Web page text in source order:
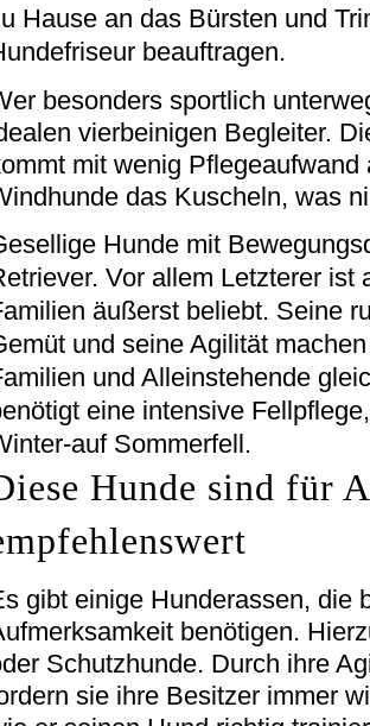
Hause an das Bürsten und
beauftragen.
besonders sportlich
vierbeinigen Begleiter.
mit wenig
das Kuscheln, was
Hunde mit
Vor allem Letzterer ist
äußerst beliebt. Seine
und seine Agilität
und Alleinstehende
eine intensive
auf Sommerfell.
Hunde sind für
gibt einige Hunderassen, die
benötigen.
Schutzhunde. Durch ihre
sie ihre Besitzer immer